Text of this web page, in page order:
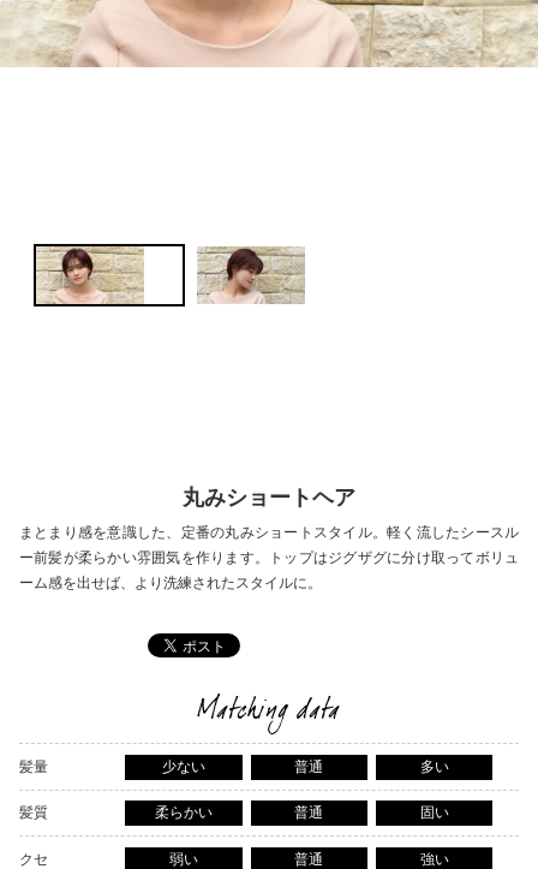
丸みショートヘア
まとまり感を意識した、定番の丸みショートスタイル。軽く流したシースル
ー前髪が柔らかい雰囲気を作ります。トップはジグザグに分け取ってボリュ
ーム感を出せば、より洗練されたスタイルに。
Matching data
髪量 少ない 普通 多い
髪質 柔らかい 普通 固い
クセ 弱い 普通 強い